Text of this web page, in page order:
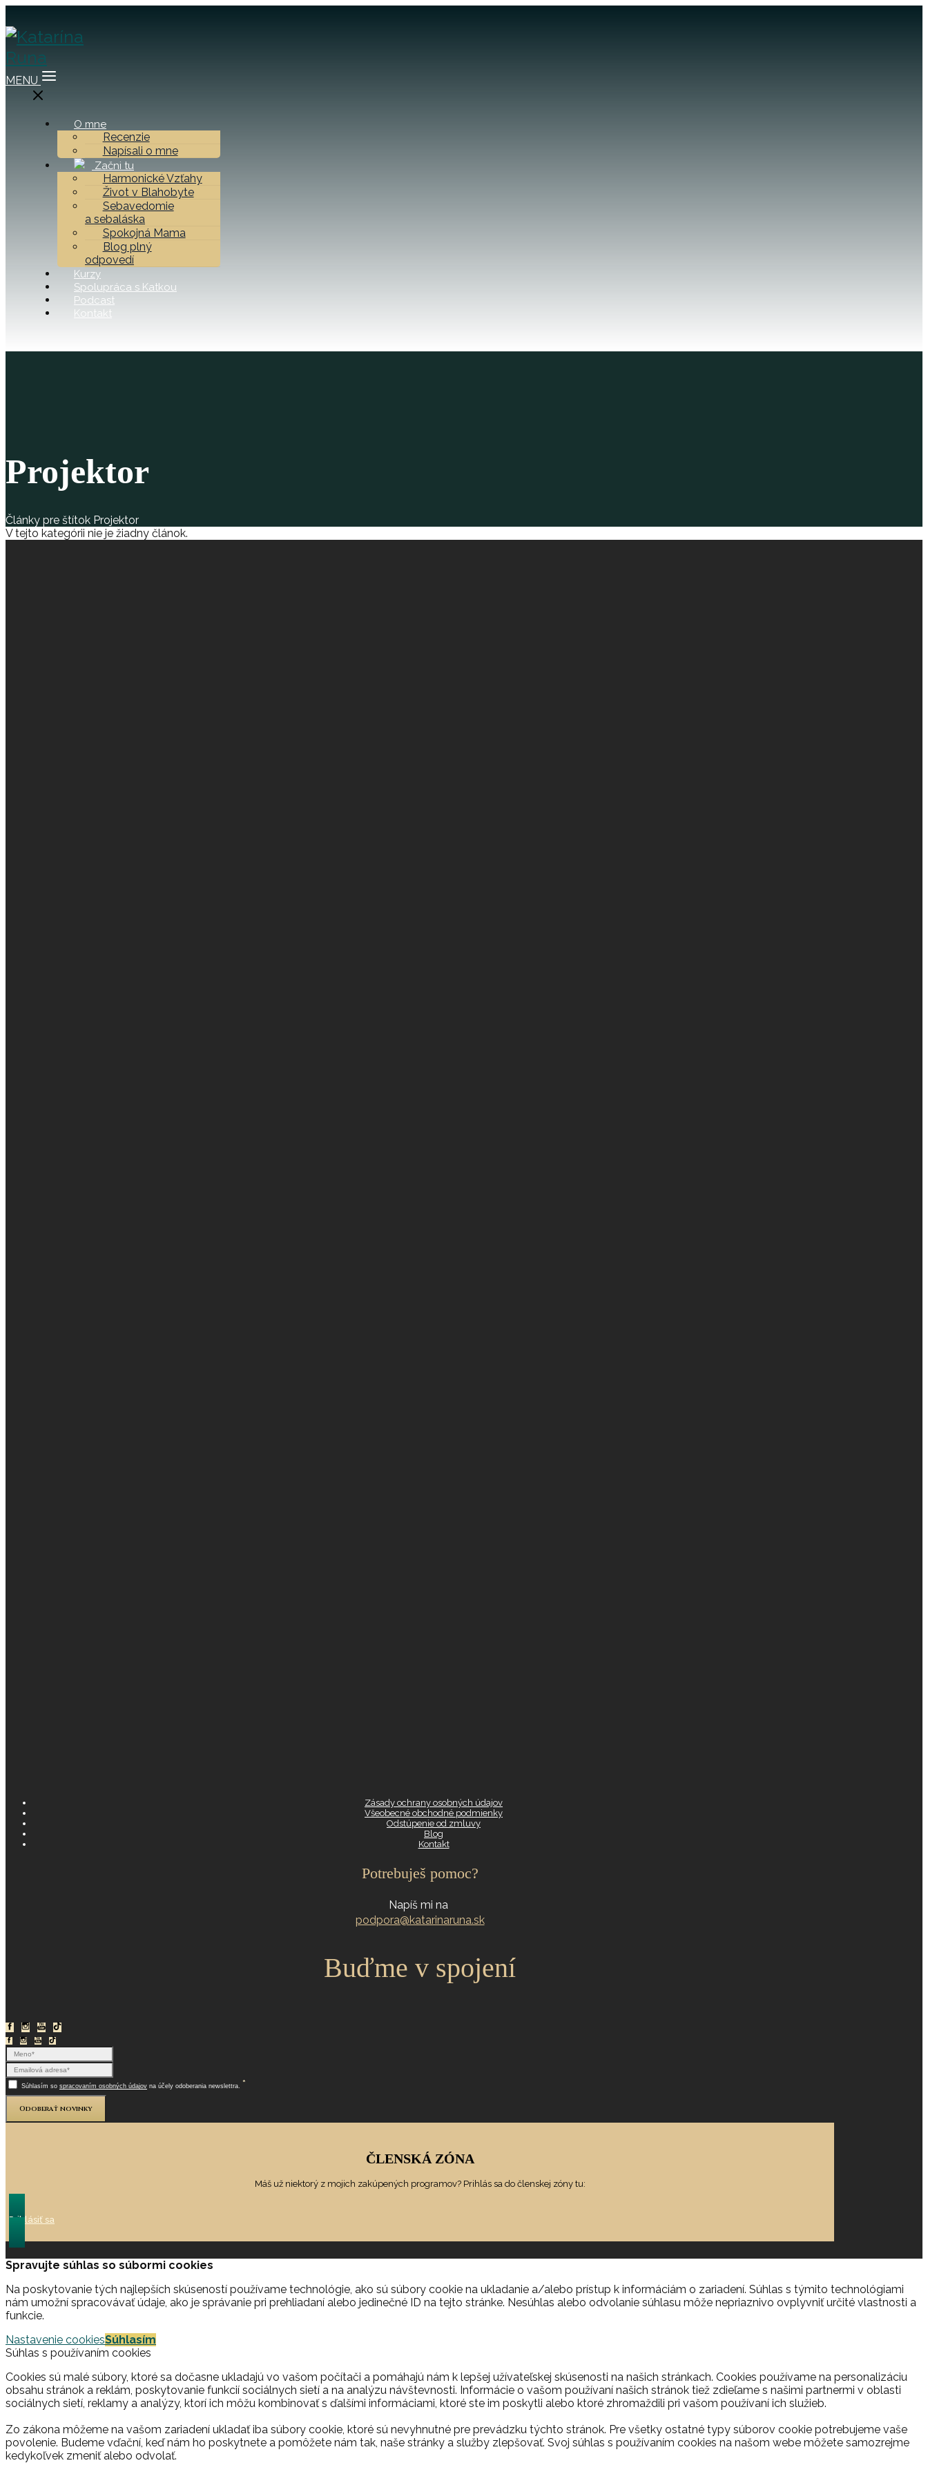
MENU
O mne
Recenzie
Napísali o mne
Začni tu
Harmonické Vzťahy
Život v Blahobyte
Sebavedomie
a sebaláska
Spokojná Mama
Blog plný
odpovedí
Kurzy
Spolupráca s Katkou
Podcast
Kontakt
Projektor
Články pre štítok Projektor
V tejto kategórii nie je žiadny článok.
Zásady ochrany osobných údajov
Všeobecné obchodné podmienky
Odstúpenie od zmluvy
Blog
Kontakt
Potrebuješ pomoc?
Napíš mi na
podpora@katarinaruna.sk
Buďme v spojení
Súhlasím so spracovaním osobných údajov na účely odoberania newslettra. *
Odoberať novinky
ČLENSKÁ ZÓNA
Máš už niektorý z mojich zakúpených programov? Prihlás sa do členskej zóny tu:
Prihlásiť sa
Spravujte súhlas so súbormi cookies
Na poskytovanie tých najlepších skúseností používame technológie, ako sú súbory cookie na ukladanie a/alebo prístup k informáciám o zariadení. Súhlas s týmito technológiami
nám umožní spracovávať údaje, ako je správanie pri prehliadaní alebo jedinečné ID na tejto stránke. Nesúhlas alebo odvolanie súhlasu môže nepriaznivo ovplyvniť určité vlastnosti a
funkcie.
Nastavenie cookiesSúhlasím
Súhlas s používaním cookies
Cookies sú malé súbory, ktoré sa dočasne ukladajú vo vašom počítači a pomáhajú nám k lepšej užívateľskej skúsenosti na našich stránkach. Cookies používame na personalizáciu
obsahu stránok a reklám, poskytovanie funkcií sociálnych sietí a na analýzu návštevnosti. Informácie o vašom používaní našich stránok tiež zdieľame s našimi partnermi v oblasti
sociálnych sietí, reklamy a analýzy, ktorí ich môžu kombinovať s ďalšími informáciami, ktoré ste im poskytli alebo ktoré zhromaždili pri vašom používaní ich služieb.
Zo zákona môžeme na vašom zariadení ukladať iba súbory cookie, ktoré sú nevyhnutné pre prevádzku týchto stránok. Pre všetky ostatné typy súborov cookie potrebujeme vaše
povolenie. Budeme vďační, keď nám ho poskytnete a pomôžete nám tak, naše stránky a služby zlepšovať. Svoj súhlas s používaním cookies na našom webe môžete samozrejme
kedykoľvek zmeniť alebo odvolať.